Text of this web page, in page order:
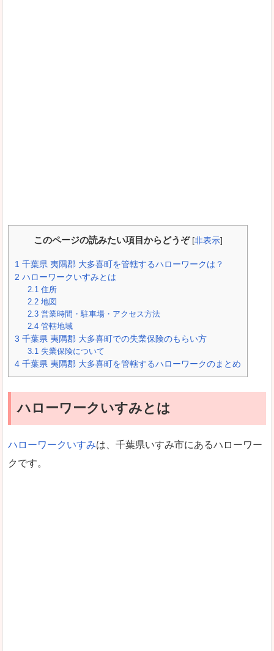
このページの読みたい項目からどうぞ [非表示]
1 千葉県 夷隅郡 大多喜町を管轄するハローワークは？
2 ハローワークいすみとは
2.1 住所
2.2 地図
2.3 営業時間・駐車場・アクセス方法
2.4 管轄地域
3 千葉県 夷隅郡 大多喜町での失業保険のもらい方
3.1 失業保険について
4 千葉県 夷隅郡 大多喜町を管轄するハローワークのまとめ
ハローワークいすみとは
ハローワークいすみは、千葉県いすみ市にあるハローワー
クです。